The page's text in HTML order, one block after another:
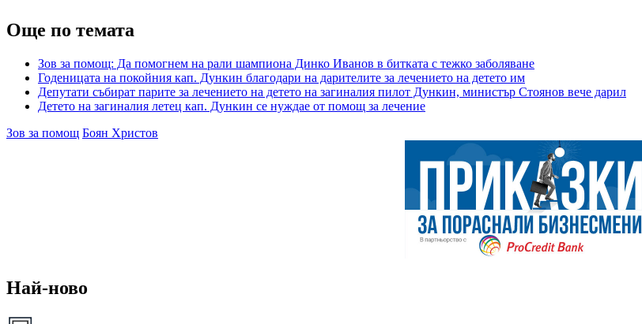
Още по темата
Зов за помощ: Да помогнем на рали шампиона Динко Иванов в битката с тежко заболяване
Годеницата на покойния кап. Дункин благодари на дарителите за лечението на детето им
Депутати събират парите за лечението на детето на загиналия пилот Дункин, министър Стоянов вече дарил
Детето на загиналия летец кап. Дункин се нуждае от помощ за лечение
Зов за помощ Боян Христов
Най-ново